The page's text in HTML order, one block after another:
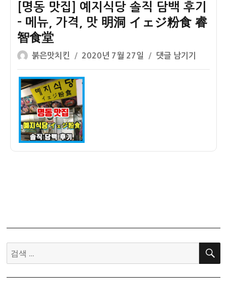
[명동 맛집] 예지식당 솔직 담백 후기
– 메뉴, 가격, 맛 明洞 イェジ粉食 睿
智食堂
글
쓴
이
붉은맛치킨
작
성
일
2020년 7월 27일
[명
동
댓글 남기기
검
색:
검